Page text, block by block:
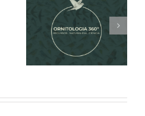
Ornitologia
360º